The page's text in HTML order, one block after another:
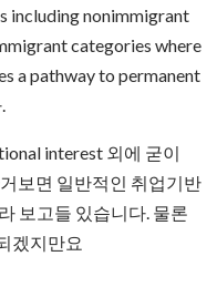
including nonimmigrant
categories where
a pathway to permanent
interest 외에 굳이
보면 일반적인 취업기반
보고들 있습니다. 물론
겠지만요